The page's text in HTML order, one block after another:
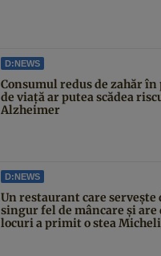
D:NEWS
Consumul redus de zahăr
de viață ar putea scădea
Alzheimer
D:NEWS
Un restaurant care servește
singur fel de mâncare și are
locuri a primit o stea